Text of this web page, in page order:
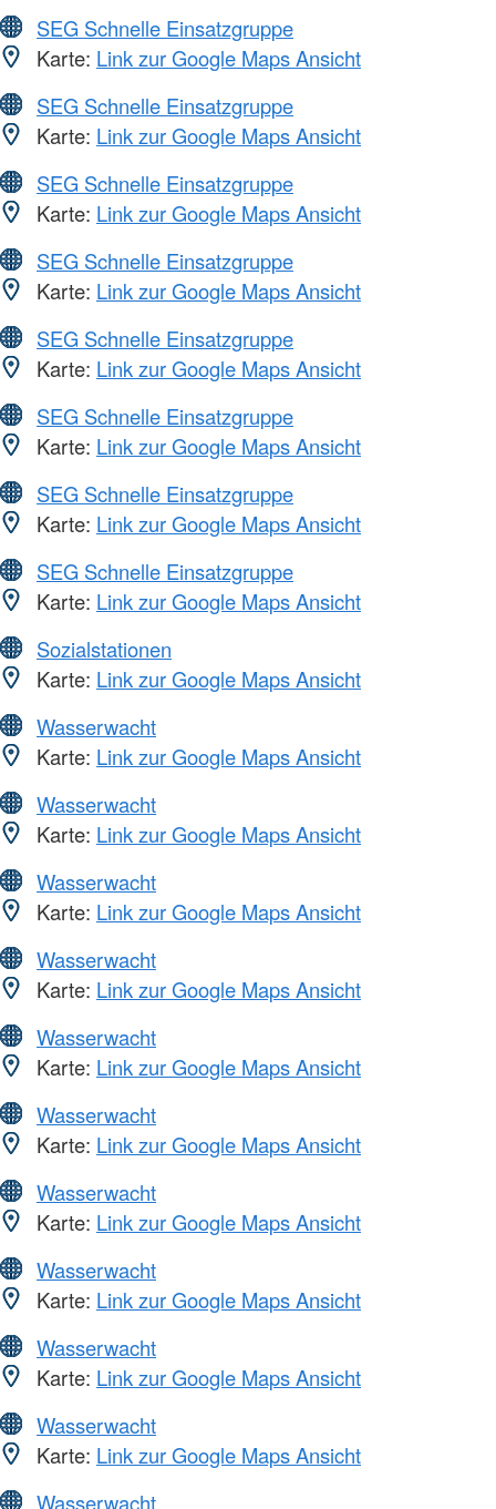
SEG Schnelle Einsatzgruppe
Karte: Link zur Google Maps Ansicht
SEG Schnelle Einsatzgruppe
Karte: Link zur Google Maps Ansicht
SEG Schnelle Einsatzgruppe
Karte: Link zur Google Maps Ansicht
SEG Schnelle Einsatzgruppe
Karte: Link zur Google Maps Ansicht
SEG Schnelle Einsatzgruppe
Karte: Link zur Google Maps Ansicht
SEG Schnelle Einsatzgruppe
Karte: Link zur Google Maps Ansicht
SEG Schnelle Einsatzgruppe
Karte: Link zur Google Maps Ansicht
SEG Schnelle Einsatzgruppe
Karte: Link zur Google Maps Ansicht
Sozialstationen
Karte: Link zur Google Maps Ansicht
Wasserwacht
Karte: Link zur Google Maps Ansicht
Wasserwacht
Karte: Link zur Google Maps Ansicht
Wasserwacht
Karte: Link zur Google Maps Ansicht
Wasserwacht
Karte: Link zur Google Maps Ansicht
Wasserwacht
Karte: Link zur Google Maps Ansicht
Wasserwacht
Karte: Link zur Google Maps Ansicht
Wasserwacht
Karte: Link zur Google Maps Ansicht
Wasserwacht
Karte: Link zur Google Maps Ansicht
Wasserwacht
Karte: Link zur Google Maps Ansicht
Wasserwacht
Karte: Link zur Google Maps Ansicht
Wasserwacht